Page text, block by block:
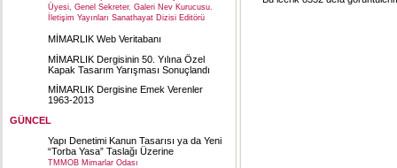
Üyesi, Genel Sekreter. Galeri Nev Kurucusu.
İletişim Yayınları Sanathayat Dizisi Editörü
MİMARLIK Web Veritabanı
MİMARLIK Dergisinin 50. Yılına Özel
Kapak Tasarım Yarışması Sonuçlandı
MİMARLIK Dergisine Emek Verenler
1963-2013
GÜNCEL
Yapı Denetimi Kanun Tasarısı ya da Yeni
“Torba Yasa” Taslağı Üzerine
TMMOB Mimarlar Odası